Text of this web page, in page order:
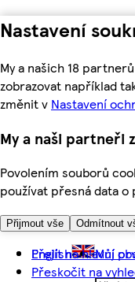
Nastavení
My a našich 18
zobrazovat například
změnit v Nastavení
My a naši partneři
Povolením souborů
používat přesná data o
Přijmout vše Odmítnout
Přejít na hlavní
Přeskočit na
English Můj